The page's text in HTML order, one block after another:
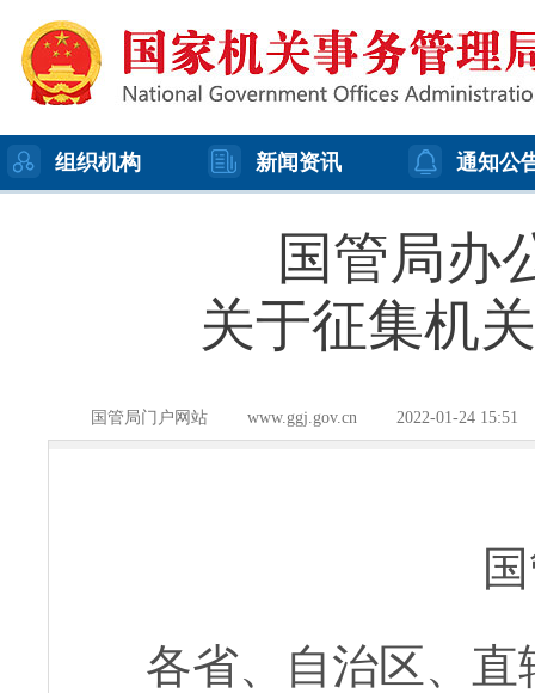
组织机构 新闻资讯 通知公
国管局办
关于征集机
国管局门户网站 www.ggj.gov.cn 2022-01-24 15:51
各省、自治区、